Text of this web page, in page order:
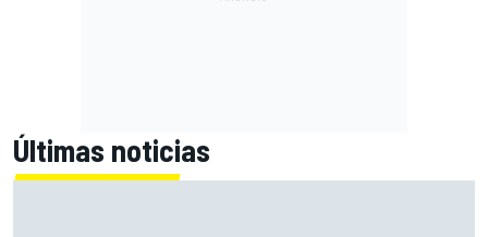
Últimas noticias